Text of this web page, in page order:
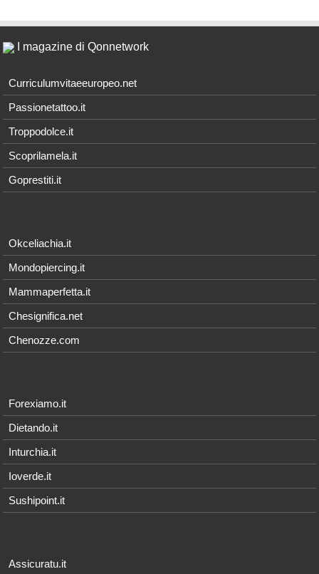
I magazine di Qonnetwork
Curriculumvitaeeuropeo.net
Passionetattoo.it
Troppodolce.it
Scoprilamela.it
Goprestiti.it
Okceliachia.it
Mondopiercing.it
Mammaperfetta.it
Chesignifica.net
Chenozze.com
Forexiamo.it
Dietando.it
Inturchia.it
Ioverde.it
Sushipoint.it
Assicuratu.it